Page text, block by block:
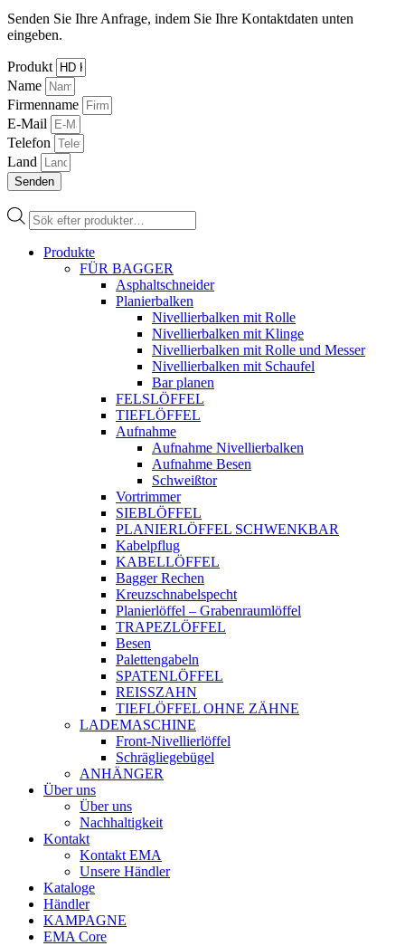
Senden Sie Ihre Anfrage, indem Sie Ihre Kontaktdaten unten
eingeben.
Produkt
Name
Firmenname
E-Mail
Telefon
Land
Senden
Products
search
Produkte
FÜR BAGGER
Asphaltschneider
Planierbalken
Nivellierbalken mit Rolle
Nivellierbalken mit Klinge
Nivellierbalken mit Rolle und Messer
Nivellierbalken mit Schaufel
Bar planen
FELSLÖFFEL
TIEFLÖFFEL
Aufnahme
Aufnahme Nivellierbalken
Aufnahme Besen
Schweißtor
Vortrimmer
SIEBLÖFFEL
PLANIERLÖFFEL SCHWENKBAR
Kabelpflug
KABELLÖFFEL
Bagger Rechen
Kreuzschnabelspecht
Planierlöffel – Grabenraumlöffel
TRAPEZLÖFFEL
Besen
Palettengabeln
SPATENLÖFFEL
REISSZAHN
TIEFLÖFFEL OHNE ZÄHNE
LADEMASCHINE
Front-Nivellierlöffel
Schrägliegebügel
ANHÄNGER
Über uns
Über uns
Nachhaltigkeit
Kontakt
Kontakt EMA
Unsere Händler
Kataloge
Händler
KAMPAGNE
EMA Core